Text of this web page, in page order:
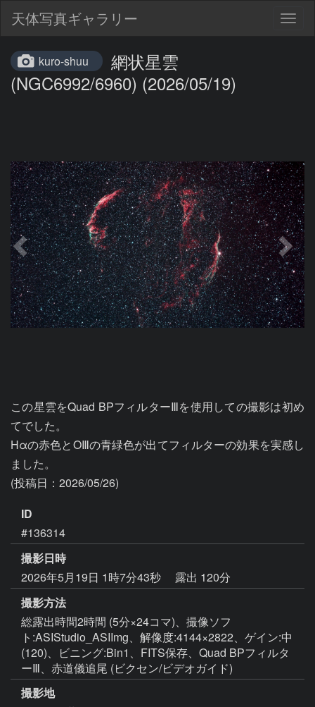
天体写真ギャラリー
kuro-shuu
網状星雲
(NGC6992/6960) (2026/05/19)
この星雲をQuad BPフィルターⅢを使用しての撮影は初め
てでした。
Hαの赤色とOⅢの青緑色が出てフィルターの効果を実感し
ました。
ID
#136314
撮影日時
2026年5月19日 1時7分43秒
露出 120分
撮影方法
総露出時間2時間 (5分×24コマ)、撮像ソフ
ト:ASIStudio_ASIImg、解像度:4144×2822、ゲイン:中
(120)、ビニング:Bin1、FITS保存、Quad BPフィルタ
ーⅢ、赤道儀追尾 (ビクセン/ビデオガイド)
撮影地